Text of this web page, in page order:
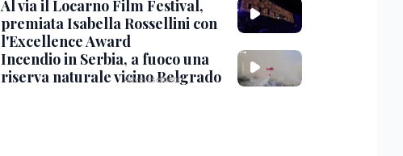
Al via il Locarno Film Festival,
premiata Isabella Rossellini con
l'Excellence Award
Incendio in Serbia, a fuoco una
riserva naturale vicino Belgrado